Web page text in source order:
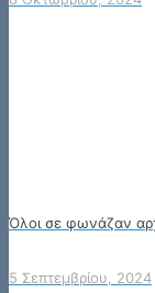
Όλοι σε φωνάζαν
5 Σεπτεμβρίου, 2024